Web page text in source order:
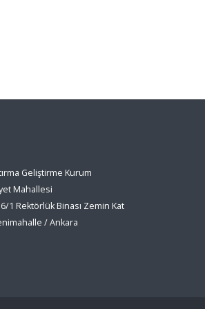
Geliştirme Kurum
Mahallesi
1 Rektörlük Binası Zemin Kat
/ Ankara